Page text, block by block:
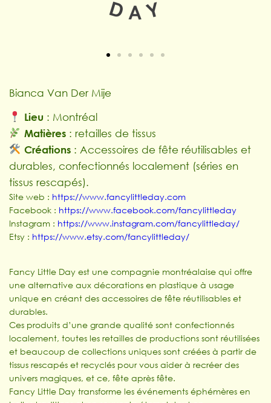
Bianca Van Der Mije
Lieu : Montréal
Matières: retailles de tissus
Créations: Accessoires de fête réutilisables et
durables, confectionnés localement (séries en
tissus rescapés).
Site web : https://www.fancylittleday.com
Facebook : https://www.facebook.com/fancylittleday
Instagram : https://www.instagram.com/fancylittleday/
Etsy : https://www.etsy.com/fancylittleday/
Fancy Little Day est une compagnie montréalaise qui offre
une alternative aux décorations en plastique à usage
unique en créant des accessoires de fête réutilisables et
durables.
Ces produits d’une grande qualité sont confectionnés
localement, toutes les retailles de productions sont réutilisées
et beaucoup de collections uniques sont créées à partir de
tissus rescapés et recyclés pour vous aider à recréer des
univers magiques, et ce, fête après fête.
Fancy Little Day transforme les événements éphémères en